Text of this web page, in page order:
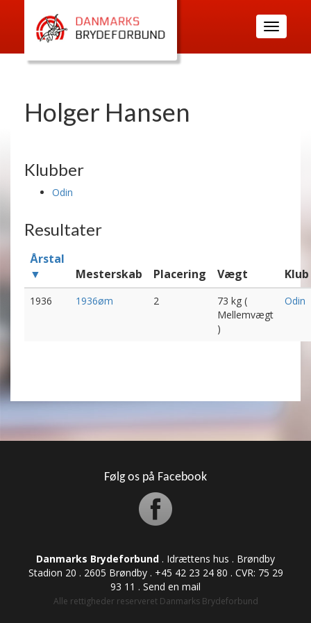
Toggle
navigation
Holger Hansen
Klubber
Odin
Resultater
Årstal
▼
Mesterskab Placering Vægt Klub
1936 1936øm 2
73 kg (
Mellemvægt
)
Odin
Følg os på Facebook
Danmarks Brydeforbund . Idrættens hus . Brøndby
Stadion 20 . 2605 Brøndby . +45 42 23 24 80 . CVR: ​​​​​​75 29
93 11 . Send en mail
Alle rettigheder reserveret Danmarks Brydeforbund